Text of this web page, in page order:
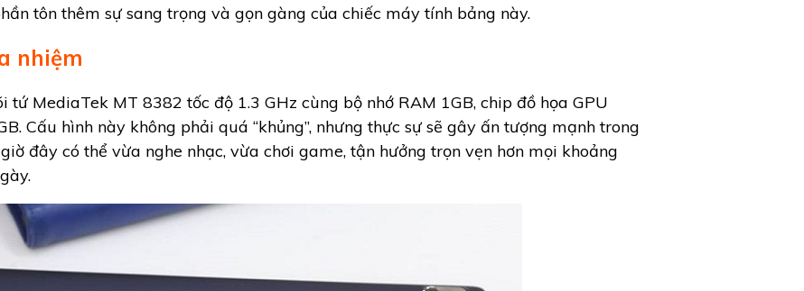
tôn thêm sự sang trọng và gọn gàng của chiếc máy tính bảng này.
nhiệm
MediaTek MT 8382 tốc độ 1.3 GHz cùng bộ nhớ RAM 1GB, chip đồ họa GPU
Cấu hình này không phải quá “khủng”, nhưng thực sự sẽ gây ấn tượng mạnh trong
đây có thể vừa nghe nhạc, vừa chơi game, tận hưởng trọn vẹn hơn mọi khoảng